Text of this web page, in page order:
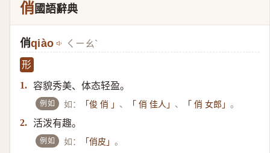
俏國語辭典
俏qiào ㄑㄧㄠˋ
形
1.
容貌秀美、体态轻盈。
例如 如： 「俊 俏 」 、 「 俏 佳人」 、 「 俏 女郎」。
2. 活泼有趣。
例如 如： 「俏皮」。